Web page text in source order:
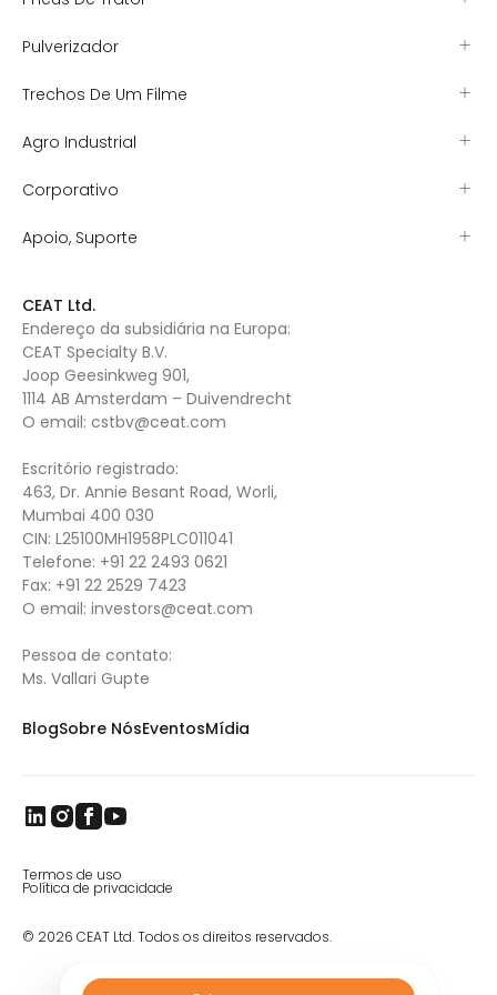
Pulverizador
Trechos De Um Filme
Agro Industrial
Corporativo
Apoio, Suporte
CEAT Ltd.
Endereço da subsidiária na Europa:
CEAT Specialty B.V.
Joop Geesinkweg 901,
1114 AB Amsterdam – Duivendrecht
O email: cstbv@ceat.com
Escritório registrado:
463, Dr. Annie Besant Road, Worli,
Mumbai 400 030
CIN: L25100MH1958PLC011041
Telefone: +91 22 2493 0621
Fax: +91 22 2529 7423
O email: investors@ceat.com
Pessoa de contato:
Ms. Vallari Gupte
BlogSobre NósEventosMídia
© 2026 CEAT Ltd. Todos os direitos reservados.
Termos de uso
Política de privacidade